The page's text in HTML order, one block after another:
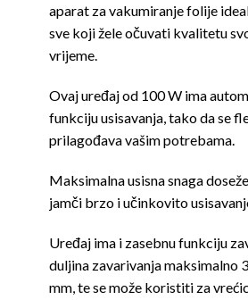
aparat za vakumiranje folije
sve koji žele očuvati kvalitetu
vrijeme.
Ovaj uređaj od 100 W ima
funkciju usisavanja, tako da se
prilagođava vašim potrebama.
Maksimalna usisna snaga
jamči brzo i učinkovito
Uređaj ima i zasebnu funkciju
duljina zavarivanja maksimalno
mm, te se može koristiti za